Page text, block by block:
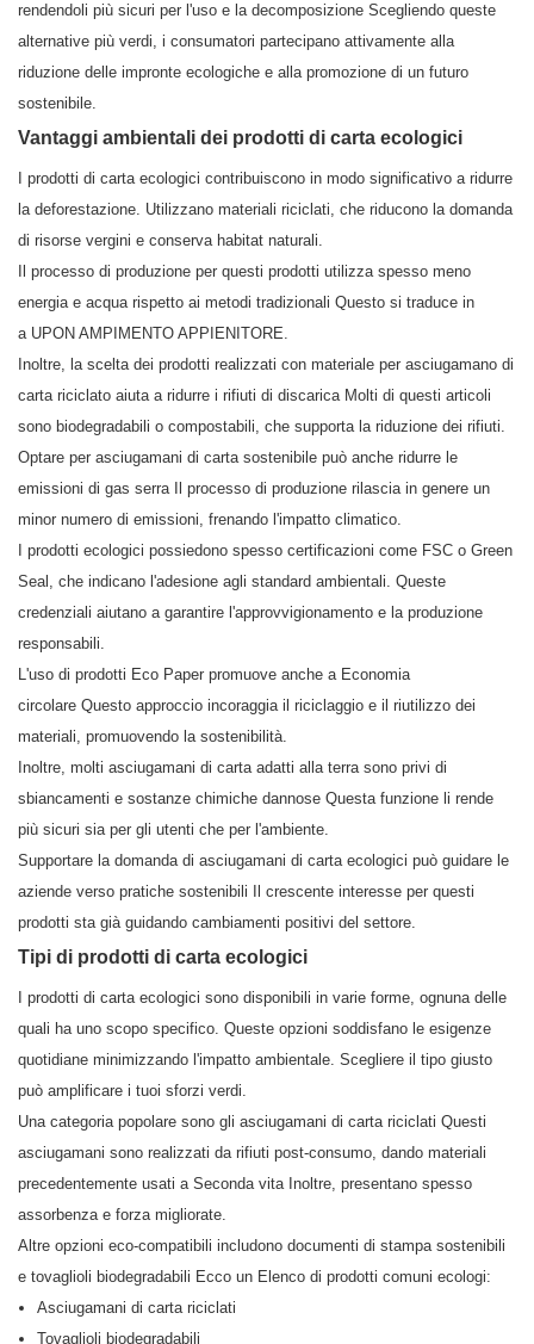
rendendoli più sicuri per l'uso e la decomposizione Scegliendo queste
alternative più verdi, i consumatori partecipano attivamente alla
riduzione delle impronte ecologiche e alla promozione di un futuro
sostenibile.
Vantaggi ambientali dei prodotti di carta ecologici
I prodotti di carta ecologici contribuiscono in modo significativo a ridurre
la deforestazione. Utilizzano materiali riciclati, che riducono la domanda
di risorse vergini e conserva habitat naturali.
Il processo di produzione per questi prodotti utilizza spesso meno
energia e acqua rispetto ai metodi tradizionali Questo si traduce in
a UPON AMPIMENTO APPIENITORE.
Inoltre, la scelta dei prodotti realizzati con materiale per asciugamano di
carta riciclato aiuta a ridurre i rifiuti di discarica Molti di questi articoli
sono biodegradabili o compostabili, che supporta la riduzione dei rifiuti.
Optare per asciugamani di carta sostenibile può anche ridurre le
emissioni di gas serra Il processo di produzione rilascia in genere un
minor numero di emissioni, frenando l'impatto climatico.
I prodotti ecologici possiedono spesso certificazioni come FSC o Green
Seal, che indicano l'adesione agli standard ambientali. Queste
credenziali aiutano a garantire l'approvvigionamento e la produzione
responsabili.
L'uso di prodotti Eco Paper promuove anche a Economia
circolare Questo approccio incoraggia il riciclaggio e il riutilizzo dei
materiali, promuovendo la sostenibilità.
Inoltre, molti asciugamani di carta adatti alla terra sono privi di
sbiancamenti e sostanze chimiche dannose Questa funzione li rende
più sicuri sia per gli utenti che per l'ambiente.
Supportare la domanda di asciugamani di carta ecologici può guidare le
aziende verso pratiche sostenibili Il crescente interesse per questi
prodotti sta già guidando cambiamenti positivi del settore.
Tipi di prodotti di carta ecologici
I prodotti di carta ecologici sono disponibili in varie forme, ognuna delle
quali ha uno scopo specifico. Queste opzioni soddisfano le esigenze
quotidiane minimizzando l'impatto ambientale. Scegliere il tipo giusto
può amplificare i tuoi sforzi verdi.
Una categoria popolare sono gli asciugamani di carta riciclati Questi
asciugamani sono realizzati da rifiuti post-consumo, dando materiali
precedentemente usati a Seconda vita Inoltre, presentano spesso
assorbenza e forza migliorate.
Altre opzioni eco-compatibili includono documenti di stampa sostenibili
e tovaglioli biodegradabili Ecco un Elenco di prodotti comuni ecologi:
Asciugamani di carta riciclati
Tovaglioli biodegradabili